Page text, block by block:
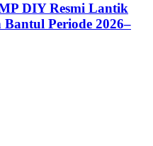
DIY Resmi Lantik
Bantul Periode 2026–